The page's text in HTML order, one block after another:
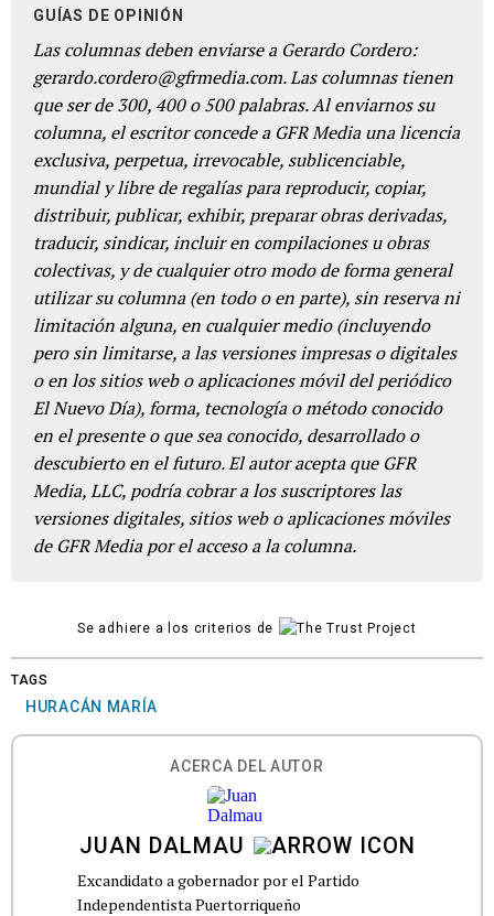
GUÍAS DE OPINIÓN
Las columnas deben enviarse a Gerardo Cordero:
gerardo.cordero@gfrmedia.com. Las columnas tienen
que ser de 300, 400 o 500 palabras. Al enviarnos su
columna, el escritor concede a GFR Media una licencia
exclusiva, perpetua, irrevocable, sublicenciable,
mundial y libre de regalías para reproducir, copiar,
distribuir, publicar, exhibir, preparar obras derivadas,
traducir, sindicar, incluir en compilaciones u obras
colectivas, y de cualquier otro modo de forma general
utilizar su columna (en todo o en parte), sin reserva ni
limitación alguna, en cualquier medio (incluyendo
pero sin limitarse, a las versiones impresas o digitales
o en los sitios web o aplicaciones móvil del periódico
El Nuevo Día), forma, tecnología o método conocido
en el presente o que sea conocido, desarrollado o
descubierto en el futuro. El autor acepta que GFR
Media, LLC, podría cobrar a los suscriptores las
versiones digitales, sitios web o aplicaciones móviles
de GFR Media por el acceso a la columna.
Se adhiere a los criterios de
TAGS
HURACÁN MARÍA
ACERCA DEL AUTOR
JUAN DALMAU
Excandidato a gobernador por el Partido
Independentista Puertorriqueño